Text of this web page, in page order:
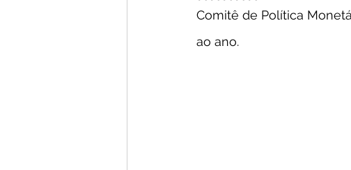
Comitê de Política
ao ano.